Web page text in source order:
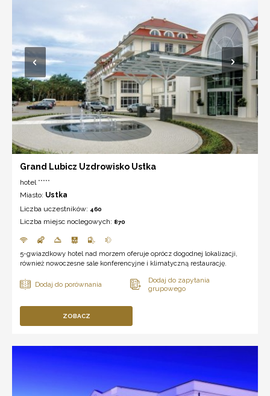
Grand Lubicz Uzdrowisko Ustka
hotel *****
Miasto: Ustka
Liczba uczestników: 460
Liczba miejsc noclegowych: 870
5-gwiazdkowy hotel nad morzem oferuje oprócz dogodnej lokalizacji,
również nowoczesne sale konferencyjne i klimatyczną restaurację.
ZOBACZ